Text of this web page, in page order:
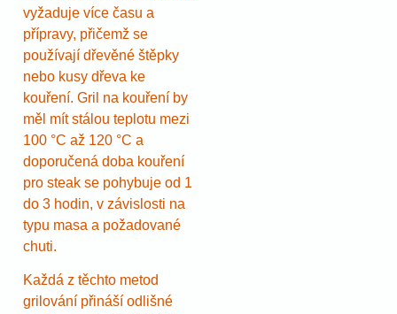
vyžaduje více času a
přípravy, přičemž se
používají dřevěné štěpky
nebo kusy dřeva ke
kouření. Gril na kouření by
měl mít stálou teplotu mezi
100 °C až 120 °C a
doporučená doba kouření
pro steak se pohybuje od 1
do 3 hodin, v závislosti na
typu masa a požadované
chuti.
Každá z těchto metod
grilování přináší odlišné